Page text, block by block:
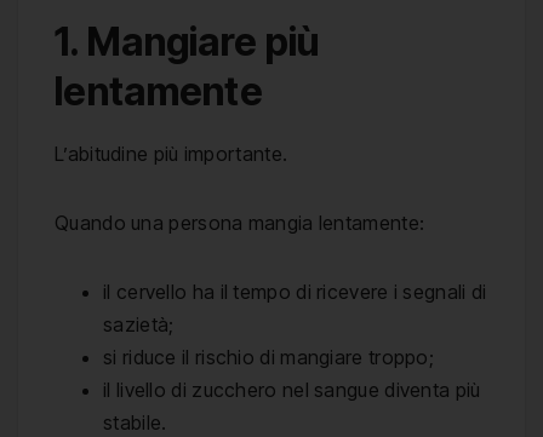
1. Mangiare più
lentamente
L’abitudine più importante.
Quando una persona mangia lentamente:
il cervello ha il tempo di ricevere i segnali di
sazietà;
si riduce il rischio di mangiare troppo;
il livello di zucchero nel sangue diventa più
stabile.